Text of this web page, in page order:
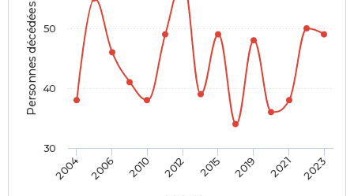
Personnes décédées
2004 2006 2010 2012 2015 2019 2021 2023
30
40
50